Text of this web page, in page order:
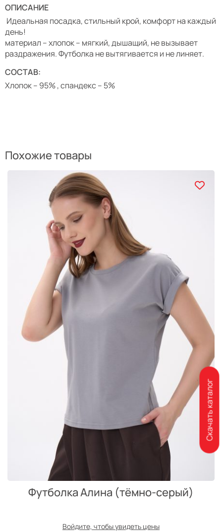
ОПИСАНИЕ
Идеальная посадка, стильный крой, комфорт на каждый
день!
материал – хлопок – мягкий, дышащий, не вызывает
раздражения. Футболка не вытягивается и не линяет.
СОСТАВ:
Хлопок – 95% , спандекс – 5%
Похожие товары
Футболка Алина (тёмно-серый)
Войдите, чтобы увидеть цены
Скачать каталог